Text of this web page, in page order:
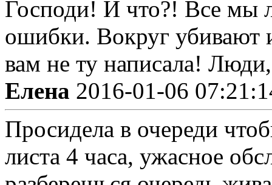
Господи! И что?! Все мы
ошибки. Вокруг убивают
вам не ту написала!
Елена 2016-01-06
Просидела в очереди
листа 4 часа, ужасное